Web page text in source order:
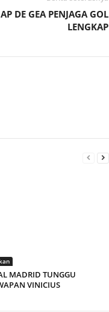
DE GEA PENJAGA GOL
LENGKAP
MADRID TUNGGU
VINICIUS